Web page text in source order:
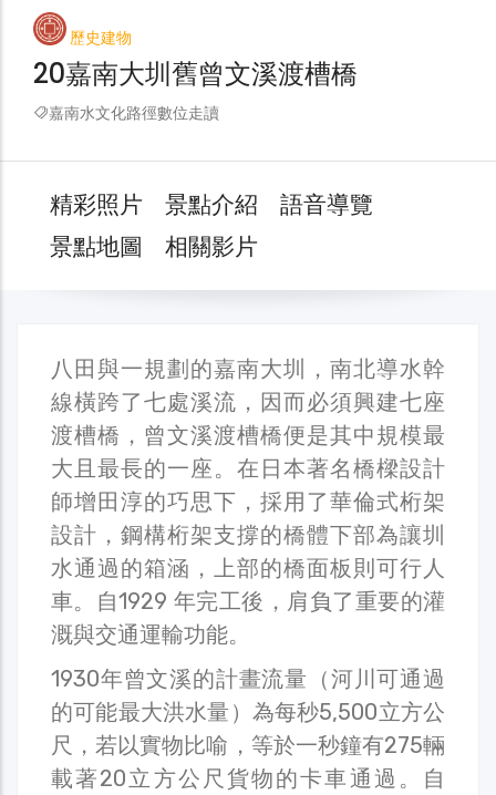
歷史建物
20嘉南大圳舊曾文溪渡槽橋
嘉南水文化路徑數位走讀
精彩照片 景點介紹
語音導覽
景點地圖
相關影片
八田與一規劃的嘉南大圳，南北導水幹
線橫跨了七處溪流，因而必須興建七座
渡槽橋，曾文溪渡槽橋便是其中規模最
大且最長的一座。在日本著名橋樑設計
師增田淳的巧思下，採用了華倫式桁架
設計，鋼構桁架支撐的橋體下部為讓圳
水通過的箱涵，上部的橋面板則可行人
車。自1929 年完工後，肩負了重要的灌
溉與交通運輸功能。
1930年曾文溪的計畫流量（河川可通過
的可能最大洪水量）為每秒5,500立方公
尺，若以實物比喻，等於一秒鐘有275輛
載著20立方公尺貨物的卡車通過。自